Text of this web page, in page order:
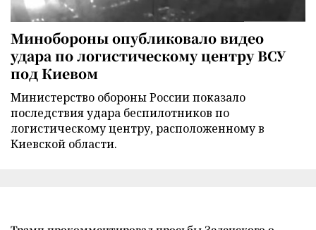
Минобороны опубликовало видео
удара по логистическому центру ВСУ
под Киевом
Министерство обороны России показало
последствия удара беспилотников по
логистическому центру, расположенному в
Киевской области.